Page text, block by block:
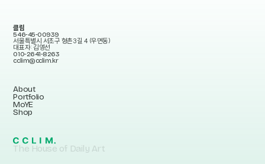
클림
546-45-00939
서울특별시 서초구 형촌3길 4 (우면동)
대표자: 김영선
010-2641-8263
cclim@cclim.kr
About
Portfolio
MoYE
Shop
The House of Daily Art